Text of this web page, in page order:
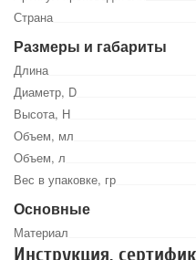
Страна
Размеры и габариты
Длина
Диаметр, D
Высота, Н
Объем, мл
Объем, л
Вес в упаковке, гр
Основные
Материал
Инструкция,